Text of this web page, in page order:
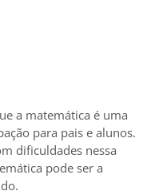
a matemática é uma
para pais e alunos.
dificuldades nessa
pode ser a